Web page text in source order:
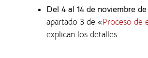
Del 4 al 14 de noviembre
apartado 3 de «Proceso de
explican los detalles.